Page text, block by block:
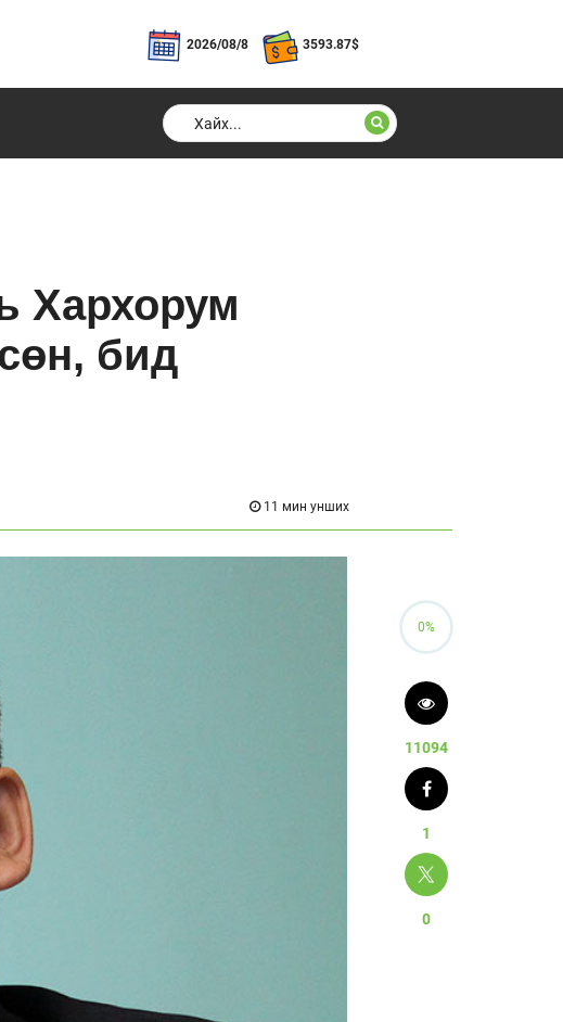
2026/08/8 3593.87$
Хархорум
бид
11 мин унших
0%
11094
1
0